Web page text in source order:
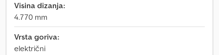
Visina dizanja:
4.770 mm
Vrsta goriva:
električni